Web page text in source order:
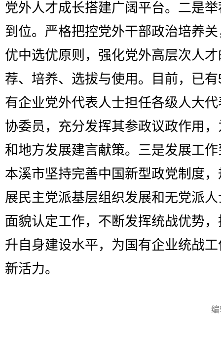
党外人才成长搭建广阔平台。二是
到位。严格把控党外干部政治培养
优中选优原则，强化党外高层次人
荐、培养、选拔与使用。目前，已
有企业党外代表人士担任各级人大
协委员，充分发挥其参政议政作用
和地方发展建言献策。三是发展工
本溪市坚持完善中国新型政党制度
展民主党派基层组织发展和无党派
面貌认定工作，不断发挥统战优势
升自身建设水平，为国有企业统战
新活力。